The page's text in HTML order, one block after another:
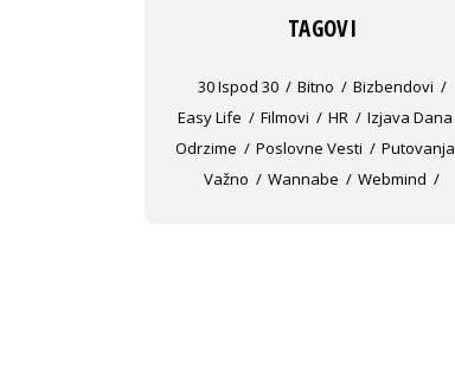
TAGOVI
30 Ispod 30 Bitno
Bizbendovi
Easy Life
Filmovi HR
Izjava Dana
Odrzime
Poslovne Vesti
Putovanja
Važno
Wannabe Webmind